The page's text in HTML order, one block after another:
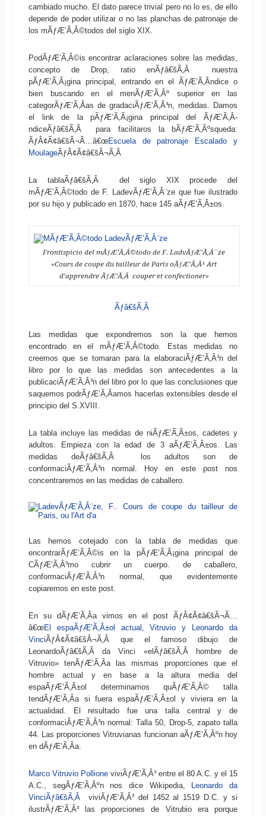
cambiado mucho. El dato parece trivial pero no lo es, de ello
depende de poder utilizar o no las planchas de patronaje de
los mÃƒÆ’Ã‚Â©todos del siglo XIX.
PodÃƒÆ’Ã‚Â©is encontrar aclaraciones sobre las medidas,
concepto de Drop, ratio enÃƒâ€šÃ‚Â nuestra
pÃƒÆ’Ã‚Â¡gina principal, entrando en el ÃƒÆ’Ã‚Â­ndice o
bien buscando en el menÃƒÆ’Ã‚Âº superior en las
categorÃƒÆ’Ã‚Â­as de gradaciÃƒÆ’Ã‚Â³n, medidas. Damos
el link de la pÃƒÆ’Ã‚Â¡gina principal del ÃƒÆ’Ã‚Â­
ndiceÃƒâ€šÃ‚Â para facilitaros la bÃƒÆ’Ã‚Âºsqueda:
ÃƒÂ¢Ã¢â€šÂ¬Ã…â€œEscuela de patronaje Escalado y
MoulageÃƒÂ¢Ã¢â€šÂ¬Ã‚Â
La tablaÃƒâ€šÃ‚Â del siglo XIX procede del
mÃƒÆ’Ã‚Â©todo de F. LadevÃƒÆ’Ã‚Â¨ze que fue ilustrado
por su hijo y publicado en 1870, hace 145 aÃƒÆ’Ã‚Â±os.
Frontispicio del mÃƒÆ’Ã‚Â©todo de F. LadvÃƒÆ’Ã‚Â¨ze
«Cours de coupe du tailleur de Paris oÃƒÆ’Ã‚Â¹ Art
d’apprendre ÃƒÆ’Ã‚Â couper et confectioner»
Ãƒâ€šÃ‚Â
Las medidas que expondremos son la que hemos
encontrado en el mÃƒÆ’Ã‚Â©todo. Estas medidas no
creemos que se tomaran para la elaboraciÃƒÆ’Ã‚Â³n del
libro por lo que las medidas son antecedentes a la
publicaciÃƒÆ’Ã‚Â³n del libro por lo que las conclusiones que
saquemos podrÃƒÆ’Ã‚Â­amos hacerlas extensibles desde el
principio del S.XVIII.
La tabla incluye las medidas de niÃƒÆ’Ã‚Â±os, cadetes y
adultos. Empieza con la edad de 3 aÃƒÆ’Ã‚Â±os. Las
medidas deÃƒâ€šÃ‚Â los adultos son de
conformaciÃƒÆ’Ã‚Â³n normal. Hoy en este post nos
concentraremos en las medidas de caballero.
Las hemos cotejado con la tabla de medidas que
encontrarÃƒÆ’Ã‚Â©is en la pÃƒÆ’Ã‚Â¡gina principal de
CÃƒÆ’Ã‚Â³mo cubrir un cuerpo. de caballero,
conformaciÃƒÆ’Ã‚Â³n normal, que evidentemente
copiaremos en este post.
En su dÃƒÆ’Ã‚Â­a vimos en el post ÃƒÂ¢Ã¢â€šÂ¬Ã…
â€œEl espaÃƒÆ’Ã‚Â±ol actual, Vitruvio y Leonardo da
VinciÃƒÂ¢Ã¢â€šÂ¬Ã‚Â que el famoso dibujo de
LeonardoÃƒâ€šÃ‚Â da Vinci «elÃƒâ€šÃ‚Â hombre de
Vitruvio» tenÃƒÆ’Ã‚Â­a las mismas proporciones que el
hombre actual y en base a la altura media del
espaÃƒÆ’Ã‚Â±ol determinamos quÃƒÆ’Ã‚Â© talla
tendÃƒÆ’Ã‚Â­a si fuera espaÃƒÆ’Ã‚Â±ol y viviera en la
actualidad. El resultado fue una talla central y de
conformaciÃƒÆ’Ã‚Â³n normal: Talla 50, Drop-5, zapato talla
44. Las proporciones Vitruvianas funcionan aÃƒÆ’Ã‚Âºn hoy
en dÃƒÆ’Ã‚Â­a.
Marco Vitruvio PollioneviviÃƒÆ’Ã‚Â³ entre el 80 A.C. y el 15
A.C., segÃƒÆ’Ã‚Âºn nos dice Wikipedia,
Leonardo da
VinciÃƒâ€šÃ‚Â viviÃƒÆ’Ã‚Â³ del 1452 al 1519 D.C. y si
ilustrÃƒÆ’Ã‚Â³ las proporciones de Vitrubio era porque